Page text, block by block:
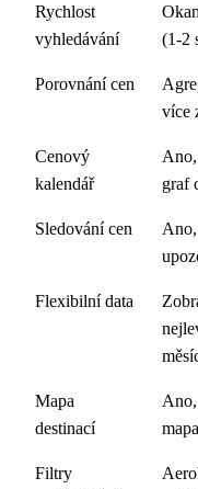
Rychlost
vyhledávání
(1-2
Porovnání cen
více
Cenový
kalendář
graf
Sledování cen
Flexibilní data
Mapa
destinací
Filtry